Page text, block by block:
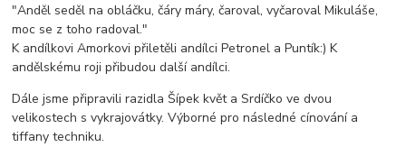
"Anděl seděl na obláčku, čáry máry, čaroval, vyčaroval Mikuláše,
moc se z toho radoval."
K andílkovi Amorkovi přiletěli andílci Petronel a Puntík:) K
andělskému roji přibudou další andílci.
Dále jsme připravili razidla Šípek květ a Srdíčko ve dvou
velikostech s vykrajovátky. Výborné pro následné cínování a
tiffany techniku.